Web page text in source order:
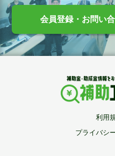
会員登録・お問い
利用
プライバシ